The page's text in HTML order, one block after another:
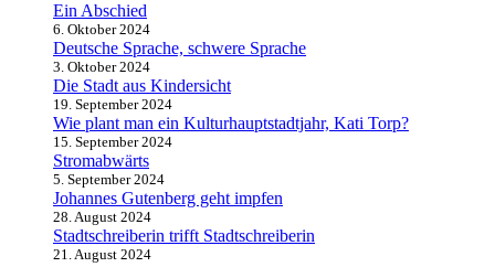
Ein Abschied
6. Oktober 2024
Deutsche Sprache, schwere Sprache
3. Oktober 2024
Die Stadt aus Kindersicht
19. September 2024
Wie plant man ein Kulturhauptstadtjahr, Kati Torp?
15. September 2024
Stromabwärts
5. September 2024
Johannes Gutenberg geht impfen
28. August 2024
Stadtschreiberin trifft Stadtschreiberin
21. August 2024